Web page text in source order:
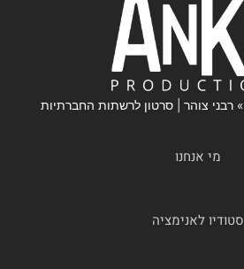
»רבני צוהר | סרטון לרשתות החברתיות
מי אנחנו
סטודיו לאנימציה